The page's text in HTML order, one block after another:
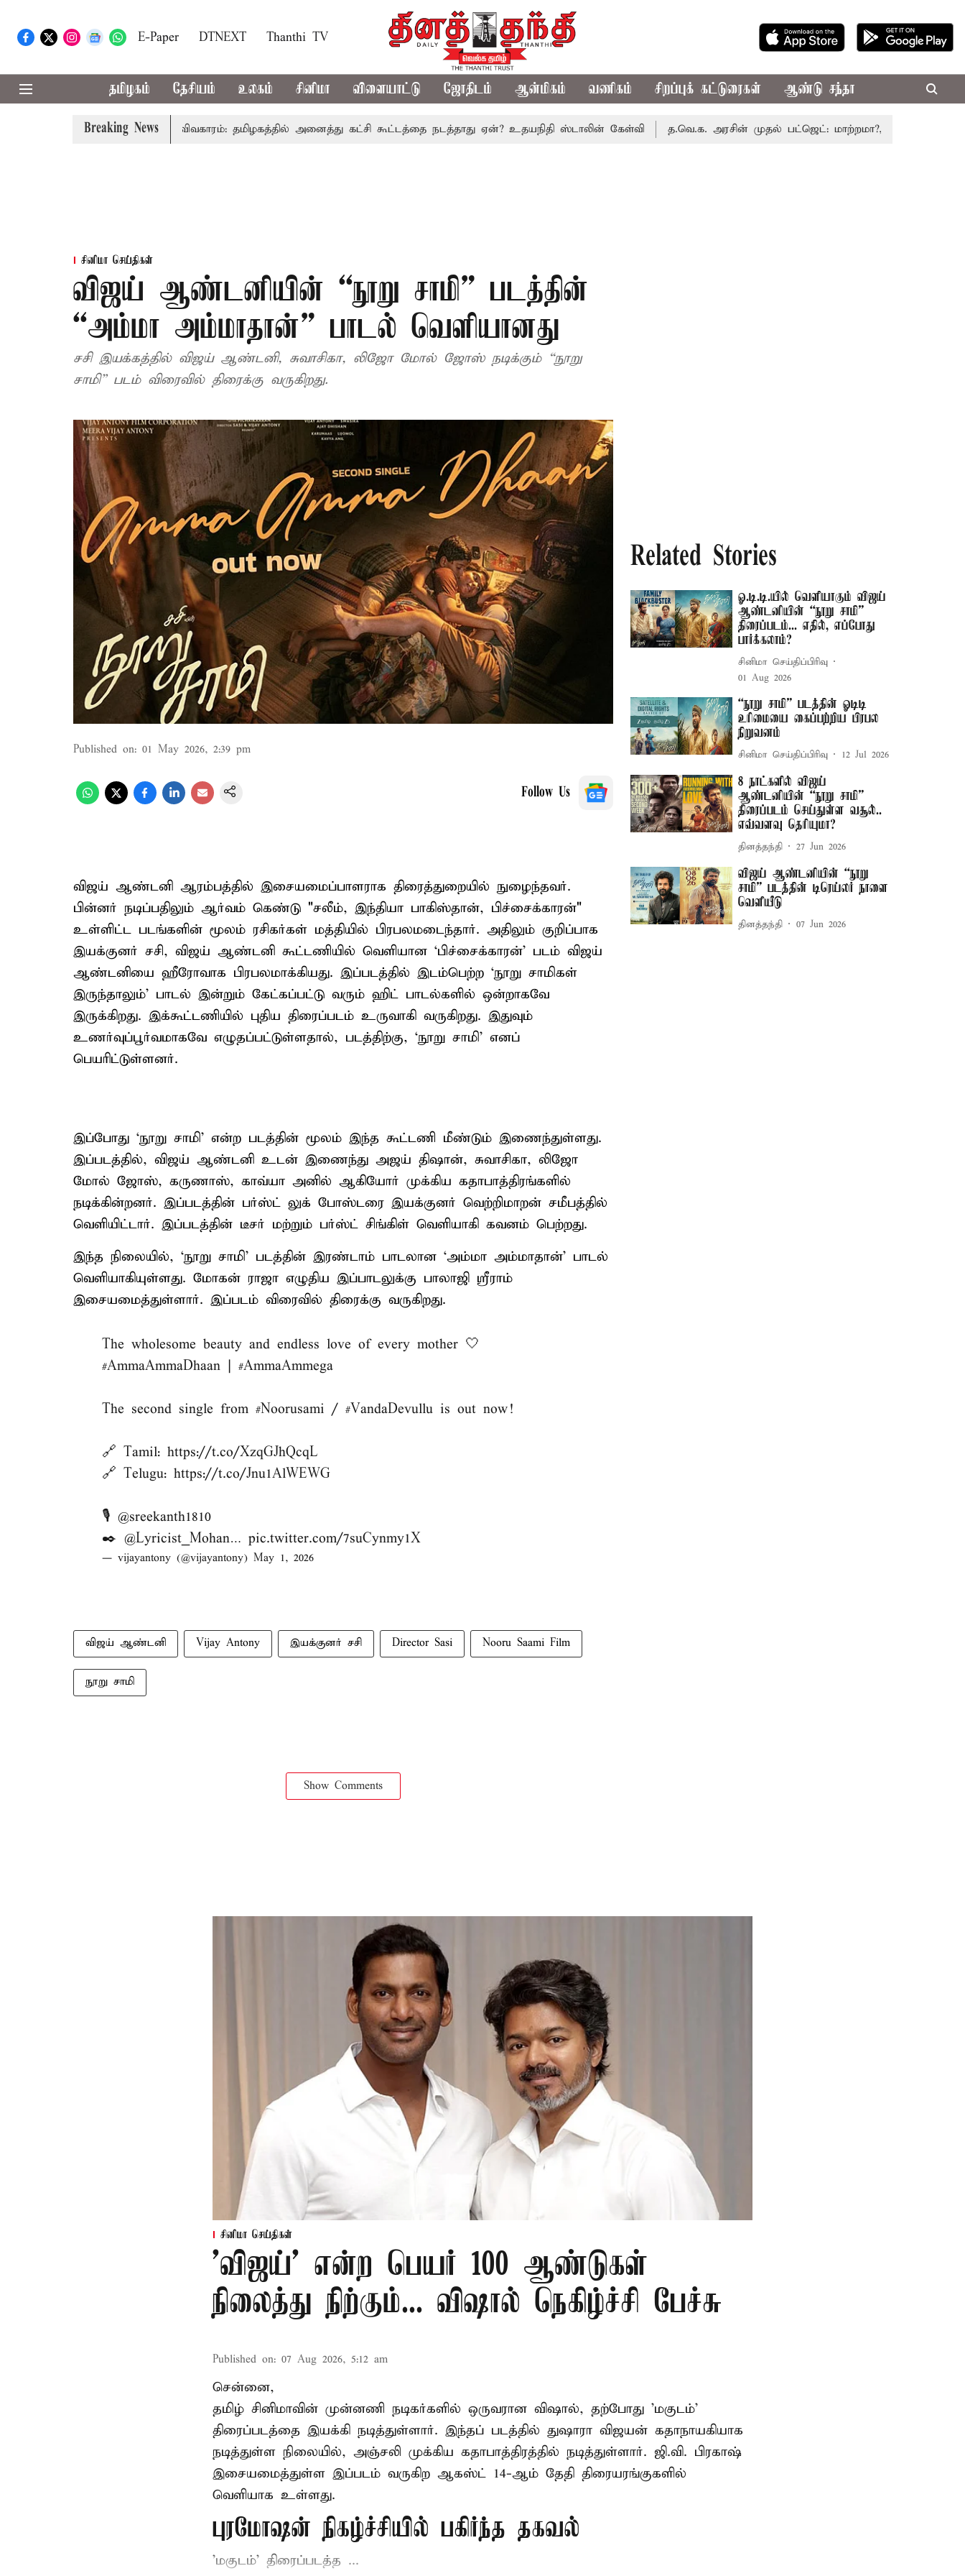
E-Paper DTNEXT Thanthi TV
தமிழகம் தேசியம் உலகம் சினிமா விளையாட்டு ஜோதிடம் ஆன்மிகம் வணிகம் சிறப்புக் கட்டுரைகள் ஆண்டு சந்தா
Breaking News
காவிரி விவகாரம்: தமிழகத்தில் அனைத்து கட்சி கூட்டத்தை நடத்தாது ஏன்? உதயநிதி ஸ்டாலின் கேள்வி த.வெ.க. அரசின் முதல் பட்ஜெட்: மாற்றமா?, தடுமாற்றமா?
சினிமா செய்திகள்
விஜய் ஆண்டனியின் “நூறு சாமி” படத்தின்
“அம்மா அம்மாதான்” பாடல் வெளியானது
சசி இயக்கத்தில் விஜய் ஆண்டனி, சுவாசிகா, லிஜோ மோல் ஜோஸ் நடிக்கும் “நூறு
சாமி” படம் விரைவில் திரைக்கு வருகிறது.
Published on: 01 May 2026, 2:39 pm
Follow Us
விஜய் ஆண்டனி ஆரம்பத்தில் இசையமைப்பாளராக திரைத்துறையில் நுழைந்தவர்.
பின்னர் நடிப்பதிலும் ஆர்வம் கெண்டு "சலீம், இந்தியா பாகிஸ்தான், பிச்சைக்காரன்"
உள்ளிட்ட படங்களின் மூலம் ரசிகர்கள் மத்தியில் பிரபலமடைந்தார். அதிலும் குறிப்பாக
இயக்குனர் சசி, விஜய் ஆண்டனி கூட்டணியில் வெளியான ‘பிச்சைக்காரன்’ படம் விஜய்
ஆண்டனியை ஹீரோவாக பிரபலமாக்கியது. இப்படத்தில் இடம்பெற்ற ‘நூறு சாமிகள்
இருந்தாலும்’ பாடல் இன்றும் கேட்கப்பட்டு வரும் ஹிட் பாடல்களில் ஒன்றாகவே
இருக்கிறது. இக்கூட்டணியில் புதிய திரைப்படம் உருவாகி வருகிறது. இதுவும்
உணர்வுப்பூர்வமாகவே எழுதப்பட்டுள்ளதால், படத்திற்கு, ‘நூறு சாமி’ எனப்
பெயரிட்டுள்ளனர்.
இப்போது ‘நூறு சாமி’ என்ற படத்தின் மூலம் இந்த கூட்டணி மீண்டும் இணைந்துள்ளது.
இப்படத்தில், விஜய் ஆண்டனி உடன் இணைந்து அஜய் திஷான், சுவாசிகா, லிஜோ
மோல் ஜோஸ், கருணாஸ், காவ்யா அனில் ஆகியோர் முக்கிய கதாபாத்திரங்களில்
நடிக்கின்றனர். இப்படத்தின் பர்ஸ்ட் லுக் போஸ்டரை இயக்குனர் வெற்றிமாறன் சமீபத்தில்
வெளியிட்டார். இப்படத்தின் டீசர் மற்றும் பர்ஸ்ட் சிங்கிள் வெளியாகி கவனம் பெற்றது.
இந்த நிலையில், ‘நூறு சாமி’ படத்தின் இரண்டாம் பாடலான ‘அம்மா அம்மாதான்’ பாடல்
வெளியாகியுள்ளது. மோகன் ராஜா எழுதிய இப்பாடலுக்கு பாலாஜி ஸ்ரீராம்
இசையமைத்துள்ளார். இப்படம் விரைவில் திரைக்கு வருகிறது.
The wholesome beauty and endless love of every mother 🤍
#AmmaAmmaDhaan
#AmmaAmmega
The second single from #Noorusami / #VandaDevullu is out now!
🔗 Tamil: https://t.co/XzqGJhQcqL
🔗 Telugu: https://t.co/Jnu1AlWEWG
🎙️ @sreekanth1810
✒️ @Lyricist_Mohan… pic.twitter.com/7suCynmy1X
— vijayantony (@vijayantony) May 1, 2026
விஜய் ஆண்டனி Vijay Antony இயக்குனர் சசி Director Sasi Nooru Saami Film
நூறு சாமி
Show Comments
Related Stories
ஓ.டி.டி.யில் வெளியாகும் விஜய்
ஆண்டனியின் “நூறு சாமி”
திரைப்படம்... எதில், எப்போது
பார்க்கலாம்?
சினிமா செய்திப்பிரிவு
01 Aug 2026
“நூறு சாமி” படத்தின் ஓடிடி
உரிமையை கைப்பற்றிய பிரபல
நிறுவனம்
சினிமா செய்திப்பிரிவு 12 Jul 2026
8 நாட்களில் விஜய்
ஆண்டனியின் “நூறு சாமி”
திரைப்படம் செய்துள்ள வசூல்..
எவ்வளவு தெரியுமா?
தினத்தந்தி 27 Jun 2026
விஜய் ஆண்டனியின் “நூறு
சாமி” படத்தின் டிரெய்லர் நாளை
வெளியீடு
தினத்தந்தி 07 Jun 2026
சினிமா செய்திகள்
'விஜய்' என்ற பெயர் 100 ஆண்டுகள்
நிலைத்து நிற்கும்... விஷால் நெகிழ்ச்சி பேச்சு
Published on: 07 Aug 2026, 5:12 am
சென்னை,
தமிழ் சினிமாவின் முன்னணி நடிகர்களில் ஒருவரான விஷால், தற்போது 'மகுடம்'
திரைப்படத்தை இயக்கி நடித்துள்ளார். இந்தப் படத்தில் துஷாரா விஜயன் கதாநாயகியாக
நடித்துள்ள நிலையில், அஞ்சலி முக்கிய கதாபாத்திரத்தில் நடித்துள்ளார். ஜி.வி. பிரகாஷ்
இசையமைத்துள்ள இப்படம் வருகிற ஆகஸ்ட் 14-ஆம் தேதி திரையரங்குகளில்
வெளியாக உள்ளது.
புரமோஷன் நிகழ்ச்சியில் பகிர்ந்த தகவல்
'மகுடம்' திரைப்படத்த ...